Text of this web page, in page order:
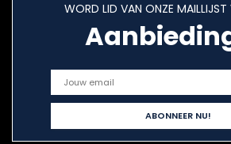
WORD LID VAN ONZE MAILLIJST